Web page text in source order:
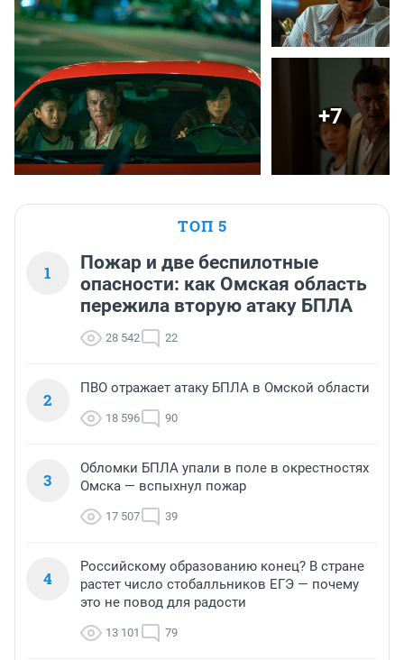
+7
ТОП 5
1
Пожар и две беспилотные
опасности: как Омская область
пережила вторую атаку БПЛА
28 542 22
2
ПВО отражает атаку БПЛА в Омской области
18 596 90
3
Обломки БПЛА упали в поле в окрестностях
Омска — вспыхнул пожар
17 507 39
4
Российскому образованию конец? В стране
растет число стобалльников ЕГЭ — почему
это не повод для радости
13 101 79